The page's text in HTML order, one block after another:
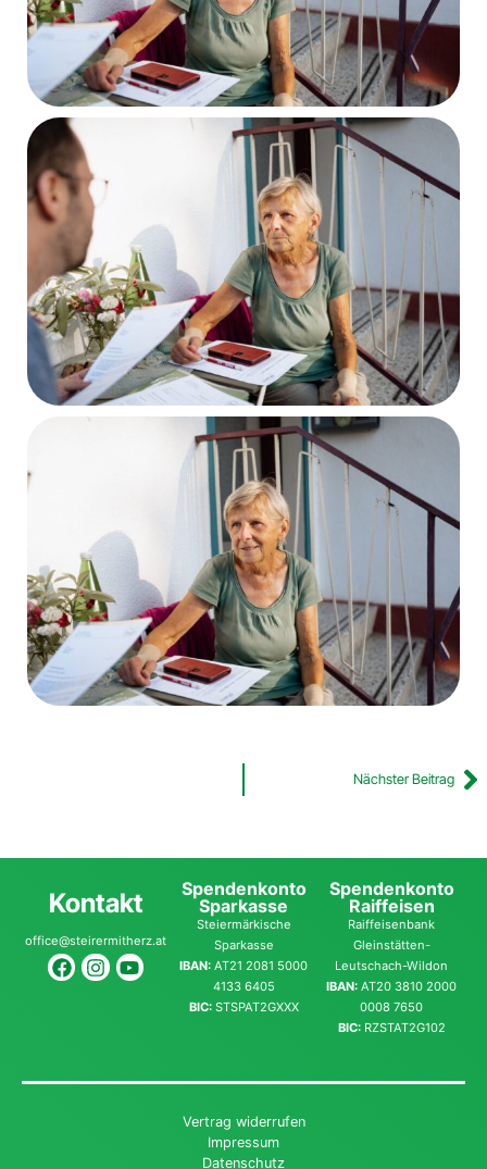
Nächster Beitrag
Kontakt
office@steirermitherz.at
Spendenkonto
Sparkasse
Steiermärkische
Sparkasse
IBAN: AT21 2081 5000
4133 6405
BIC:STSPAT2GXXX
Spendenkonto
Raiffeisen
Raiffeisenbank
Gleinstätten-
Leutschach-Wildon
IBAN: AT20 3810 2000
0008 7650
BIC:RZSTAT2G102
Vertrag widerrufen
Impressum
Datenschutz